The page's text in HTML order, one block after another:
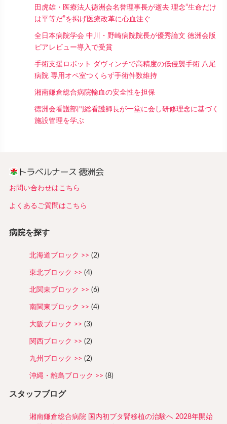
田虎雄・医療法人徳洲会名誉理事長が逝去 理念“生命だけ
は平等だ”を掲げ医療改革に心血注ぐ
全日本病院学会 中川・野崎病院院長が優秀論文 徳洲会版
ピアレビュー導入で受賞
手術支援ロボット ダヴィンチで高精度の低侵襲手術 八尾
病院 専用オペ室つくらず手術件数維持
湘南鎌倉総合病院輸血の安全性を担保
徳洲会看護部門総看護師長が一堂に会し研修理念に基づく
施設管理を学ぶ
お問い合わせはこちら
よくあるご質問はこちら
病院を探す
北海道ブロック (2)
東北ブロック (4)
北関東ブロック (6)
南関東ブロック (4)
大阪ブロック (3)
関西ブロック (2)
九州ブロック (2)
沖縄・離島ブロック (8)
スタッフブログ
湘南鎌倉総合病院 国内初ブタ腎移植の治験へ 2028年開始